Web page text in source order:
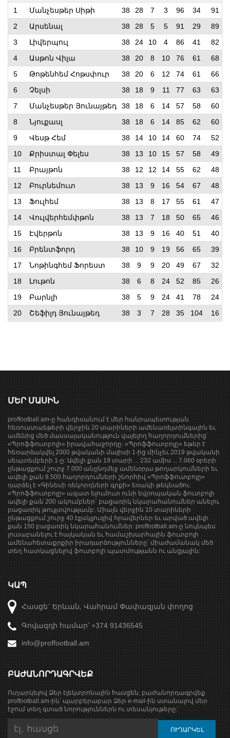
1 Մանչեսթեր Սիթի 38 28 7 3 96 34
91
2
Արսենալ 38 28 5 5 91 29
89
3
Լիվերպուլ 38 24 10 4 86 41
82
4
Ասթոն Վիլա 38 20 8 10 76 61
68
5
Թոթենհեմ Հոթսփուր 38 20 6 12 74 61
66
6
Չելսի 38 18 9 11 77 63
63
7
Մանչեսթեր Յունայթեդ 38 18 6 14 57 58
60
8
Նյուքասլ 38 18 6 14 85 62
60
9
Վեսթ Հեմ 38 14 10 14 60 74
52
10
Քրիստալ Փելես 38 13 10 15 57 58
49
11
Բրայթոն 38 12 12 14 55 62
48
12
Բուրնեմուտ 38 13 9 16 54 67
48
13
Ֆուլհեմ 38 13 8 17 55 61
47
14
Վուլվերհեմփթոն 38 13 7 18 50 65
46
15
Էվերթոն 38 13 9 16 40 51
40
16
Բրենտֆորդ 38 10 9 19 56 65
39
17
Նոթինգհեմ Ֆորեստ 38 9 9 20 49 67
32
18
Լութոն 38 6 8 24 52 85
26
19
Բարնլի 38 5 9 24 41 78
24
20
Շեֆիլդ Յունայթեդ 38 3 7 28 35 104 16
ՄԵՐ ՄԱՍԻՆ
proffootball.am-ը հանդիսանում է մեր հանրապետության
հեռուստաեթերի վերջին 20 տարիների ամենառեյտինգային եւ
ամենից մեծ մասսայականություն վայելող հաղորդումներից՝
«Պրոֆֆուտբոլի» իրավահաջորդը: «Պրոֆֆուտբոլը» եթեր է
հեռարձակվել 2000 թվականի մայիսի 1-ից մինչեւ 2019 թվականի
սեպտեմբերի 1-ը: Ավելի քան 19 տարի ... 232 ամիս ... 7.060 օրերի
ընթացքում շուրջ 7.000 անընդմեջ ամենօրյա թողարկումների եւ
ավելի քան 8.500 հաղորդումների շնորհիվ «Պրոֆֆուտբոլը»
դարձել է «Գինեսի ռեկորդների գրքի» եռակի թեկնածու:
«Պրոֆֆուտբոլը» ազատ ելումուտ ունի եվրոպական ֆուտբոլի
ավելի քան 200 ակումբներ` բացառիկ նկարահանումներ անելու
բացառիկ թույլտվությամբ: Միայն վերջին 10 տարիների
ընթացքում շուրջ 40 էքսկլյուզիվ հրավերներ եւ արված ավելի
քան 150 բացառիկ նկարահանումներ: proffootball.am-ը նույնպես
լուսաբանելու է հայկական եւ համաշխարհային ֆուտբոլի
ամենահետաքրքիր իրադարձությունները՝ միաժամանակ մեծ
տեղ հատկացնելով ֆուտբոլի պատմությանն ու անցյալին:
ԿԱՊ
Հասցե` Երևան, Վահրամ Փափազյան փողոց
Գովազդի համար՝ +374 91436545
info@proffootball.am
ԲԱԺԱՆՈՐԴԱԳՐՎԵՔ
Ուղարկելով Ձեր էլեկտրոնային հասցեն, բաժանորդագրվեք
proffootball.am-ին՝ պարբերաբար Ձեր e-mail-ին ստանալով մեր
էջում տեղ գտած նորություններն ու տեսանյութերը: